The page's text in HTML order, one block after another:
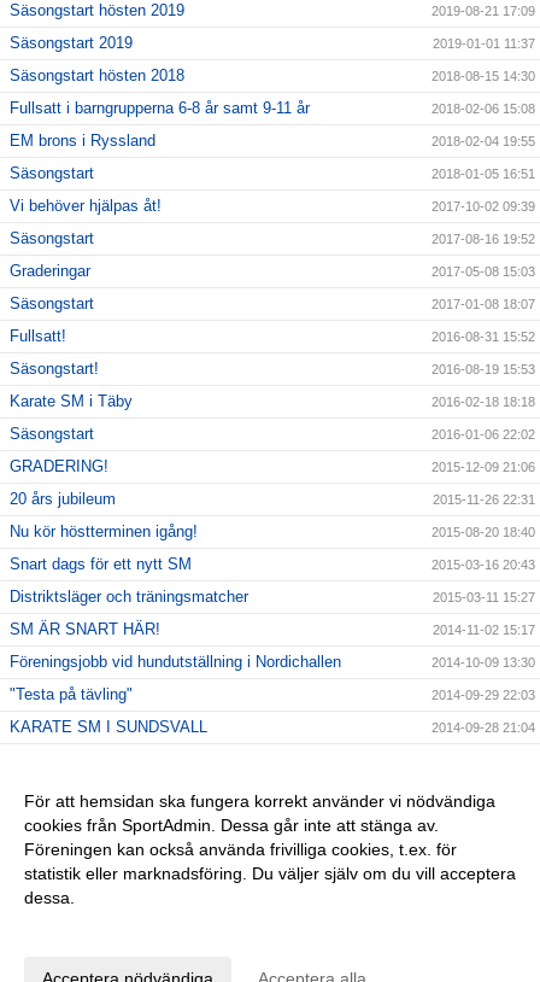
Säsongstart hösten 2019 2019-08-21 17:09
Säsongstart 2019 2019-01-01 11:37
Säsongstart hösten 2018 2018-08-15 14:30
Fullsatt i barngrupperna 6-8 år samt 9-11 år 2018-02-06 15:08
EM brons i Ryssland 2018-02-04 19:55
Säsongstart 2018-01-05 16:51
Vi behöver hjälpas åt! 2017-10-02 09:39
Säsongstart 2017-08-16 19:52
Graderingar 2017-05-08 15:03
Säsongstart 2017-01-08 18:07
Fullsatt! 2016-08-31 15:52
Säsongstart! 2016-08-19 15:53
Karate SM i Täby 2016-02-18 18:18
Säsongstart 2016-01-06 22:02
GRADERING! 2015-12-09 21:06
20 års jubileum 2015-11-26 22:31
Nu kör höstterminen igång! 2015-08-20 18:40
Snart dags för ett nytt SM 2015-03-16 20:43
Distriktsläger och träningsmatcher 2015-03-11 15:27
SM ÄR SNART HÄR! 2014-11-02 15:17
Föreningsjobb vid hundutställning i Nordichallen 2014-10-09 13:30
"Testa på tävling" 2014-09-29 22:03
KARATE SM I SUNDSVALL 2014-09-28 21:04
Registrering 2014-08-12 11:05
Dags att börja träna! 2014-08-12 11:02
Klubboveraller 2014-08-12 11:01
För att hemsidan ska fungera korrekt använder vi nödvändiga
cookies från SportAdmin. Dessa går inte att stänga av.
Föreningen kan också använda frivilliga cookies, t.ex. för
statistik eller marknadsföring. Du väljer själv om du vill acceptera
dessa.